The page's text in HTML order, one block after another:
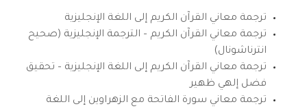
ترجمة معاني القرآن الكريم إلى اللغة الإنجليزية
ترجمة معاني القرآن الكريم – الترجمة الإنجليزية (صحيح
انترناشونال)
ترجمة معاني القرآن الكريم إلى اللغة الإنجليزية – تحقيق
فضل إلهي ظهير
ترجمة معاني سورة الفاتحة مع الزهراوين إلى اللغة